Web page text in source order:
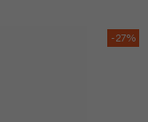
-27%